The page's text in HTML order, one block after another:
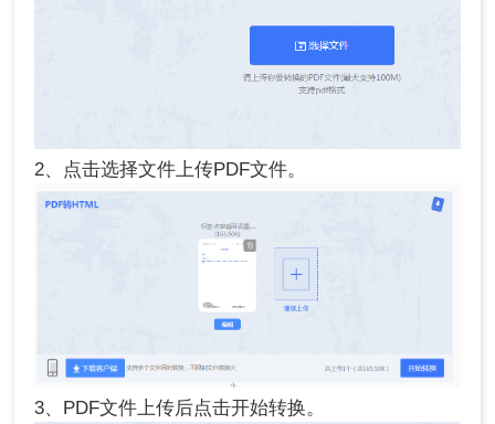
2、点击选择文件上传PDF文件。
3、PDF文件上传后点击开始转换。